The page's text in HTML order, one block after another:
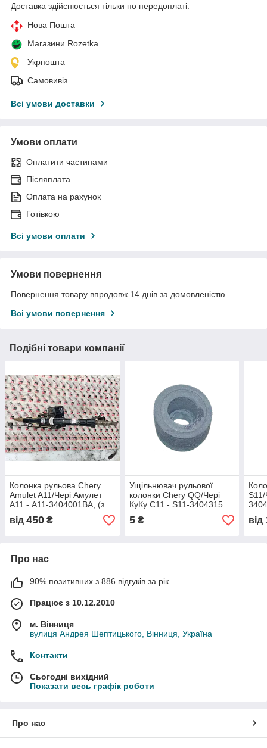
Доставка здійснюється тільки по передоплаті.
Нова Пошта
Магазини Rozetka
Укрпошта
Самовивіз
Всі умови доставки
Умови оплати
Оплатити частинами
Післяплата
Оплата на рахунок
Готівкою
Всі умови оплати
Умови повернення
Повернення товару впродовж 14 днів за домовленістю
Всі умови повернення
Подібні товари компанії
Колонка рульова Chery
Amulet A11/Чері Амулет
А11 - A11-3404001BA, (з
розбірки)
від 450 ₴
Ущільнювач рульової
колонки Chery QQ/Чері
КуКу С11 - S11-3404315
5₴ від
Про нас
90% позитивних з 886 відгуків за рік
Працює з 10.12.2010
м. Вінниця
вулиця Андрея Шептицького, Вінниця, Україна
Контакти
Сьогодні вихідний
Показати весь графік роботи
Про нас